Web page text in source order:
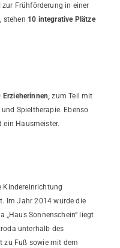
zur Frühförderung in einer
stehen 10 integrative Plätze
Erzieherinnen, zum Teil mit
Spieltherapie. Ebenso
ein Hausmeister.
Kindereinrichtung
Im Jahr 2014 wurde die
„Haus Sonnenschein“ liegt
unterhalb des
zu Fuß sowie mit dem